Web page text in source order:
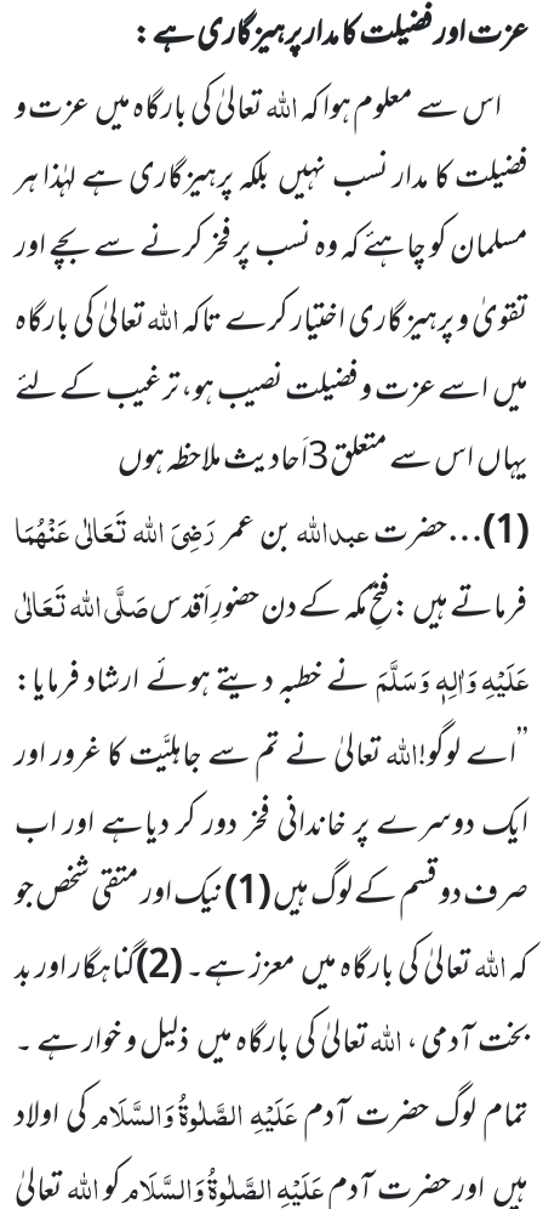
عزت اور فضیلت کا مدار پرہیزگاری ہے :
اس سے معلوم ہوا کہاللہتعالیٰ کی بارگاہ میںعزت و
فضیلت کا مدار نسب نہیںبلکہ پرہیزگاری ہے لہٰذا ہر
مسلمانکو چاہئے کہ وہ نسب پر فخر کرنے سے بچے اور
تقویٰ و پرہیز گاری اختیار کرے تاکہاللہتعالیٰ کی بارگاہ
میںاسے عزت و فضیلت نصیب ہو، ترغیب کے لئے
یہاںاس سے متعلق3اَحادیث ملاحظہ ہوں
(
1
)…حضرتعبداللہبن عمررَضِیَ اللہ تَعَالٰی عَنْہُمَا
فرماتے ہیں:فتحِ مکہ کے دن حضورِ اَقدسصَلَّی اللہ تَعَالٰی
عَلَیْہِوَاٰلِہٖوَسَلَّمَنے خطبہ دیتے ہوئے ارشاد فرمایا:
’’اے لوگو!اللہتعالیٰ نے تم سے جاہلِیَّت کا غرور اور
ایک دوسرے پر خاندانی فخردور کر دیاہے اور اب
صرف دو قسم کے لوگ ہیں(
1
)نیک اور متقی شخص جو
کہاللہتعالیٰ کی بارگاہ میںمعزز ہے۔(
2
)گناہگاراور بد
بخت آدمی ،اللہتعالیٰ کی بارگاہ میںذلیل و خوار ہے ۔
تمام لوگ حضرت آدمعَلَیْہِالصَّلٰوۃُوَالسَّلَامکی اولاد
ہیںاور حضرت آدمعَلَیْہِالصَّلٰوۃُوَالسَّلَامکواللہتعالیٰ